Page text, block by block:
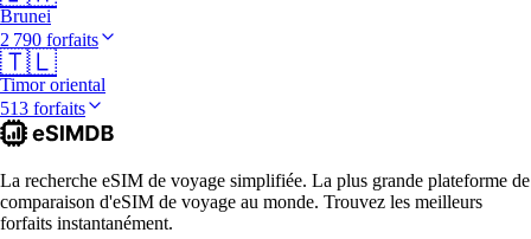
Brunei
2 790 forfaits
🇹🇱
Timor oriental
513 forfaits
La recherche eSIM de voyage simplifiée. La plus grande plateforme de
comparaison d'eSIM de voyage au monde. Trouvez les meilleurs
forfaits instantanément.